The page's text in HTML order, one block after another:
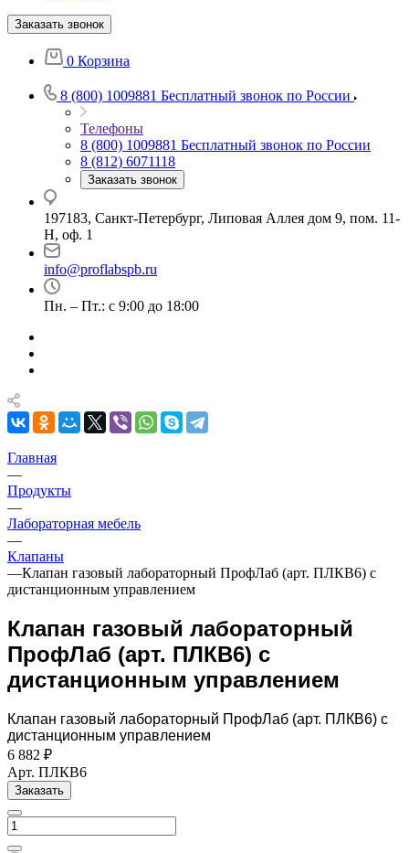
Заказать звонок
0 Корзина
8 (800) 1009881 Бесплатный звонок по России
Телефоны
8 (800) 1009881 Бесплатный звонок по России
8 (812) 6071118
Заказать звонок
197183, Санкт-Петербург, Липовая Аллея дом 9, пом. 11-
Н, оф. 1
info@proflabspb.ru
Пн. – Пт.: с 9:00 до 18:00
Главная
—
Продукты
—
Лабораторная мебель
—
Клапаны
—Клапан газовый лабораторный ПрофЛаб (арт. ПЛКВ6) с
дистанционным управлением
Клапан газовый лабораторный
ПрофЛаб (арт. ПЛКВ6) с
дистанционным управлением
Клапан газовый лабораторный ПрофЛаб (арт. ПЛКВ6) с
дистанционным управлением
6 882 ₽
Арт. ПЛКВ6
Заказать